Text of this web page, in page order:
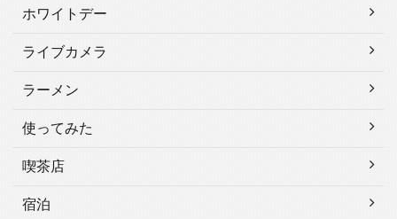
ホワイトデー
ライブカメラ
ラーメン
使ってみた
喫茶店
宿泊